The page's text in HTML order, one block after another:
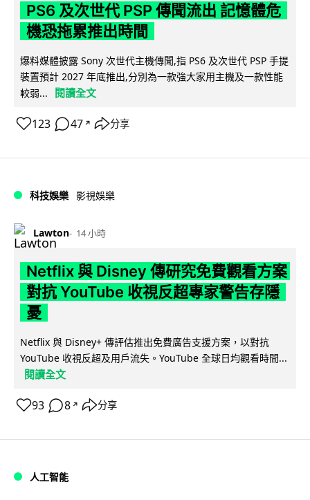
PS6 及次世代 PSP 傳聞流出 記憶體危
機恐拖累推出時間
爆料媒體披露 Sony 次世代主機傳聞,指 PS6 及次世代 PSP 手提
裝置預計 2027 年底推出,分別為一款強大家用主機及一款性能
較弱...
閱讀全文
123 47 ↗ 分享
科技娛樂 影視娛樂
Lawton 14 小時
Netflix 與 Disney 傳研究免費觀看方案
對抗 YouTube 收視反超專家警告存隱
憂
Netflix 與 Disney+ 傳評估推出免費廣告支援方案，以對抗
YouTube 收視反超及用戶流失。YouTube 全球日均觀看時間...
閱讀全文
93 8 ↗ 分享
人工智能